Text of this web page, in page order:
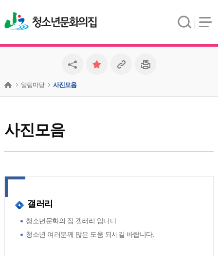
청소년문화의집
사진모음
알림마당 사진모음
갤러리
청소년문화의 집 갤러리 입니다.
청소년 여러분께 많은 도움 되시길 바랍니다.